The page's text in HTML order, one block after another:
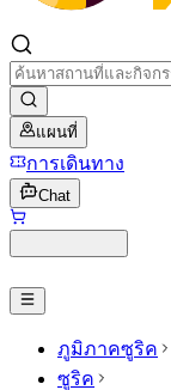
แผนที่
การเดินทาง
Chat
ภูมิภาคซูริค
ซูริค